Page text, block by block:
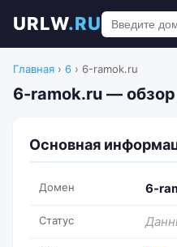
URLW.RU
Главная › 6 › 6-ramok.ru
6-ramok.ru — обзор
Основная
Домен 6-
Статус